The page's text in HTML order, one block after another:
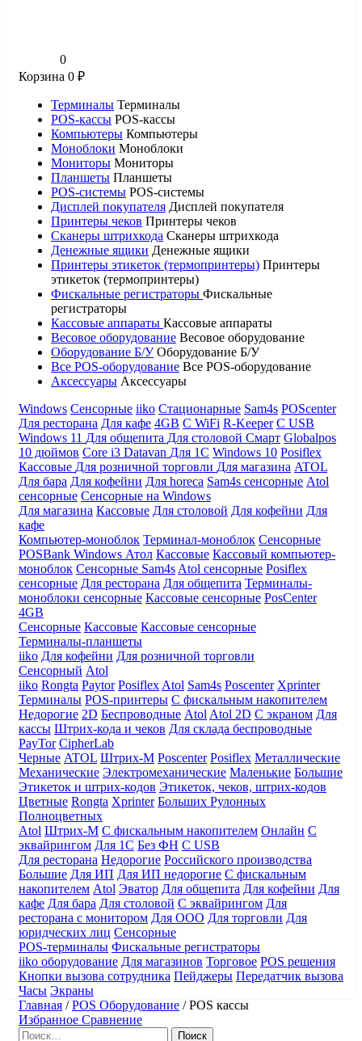
0
Корзина 0 ₽
Терминалы Терминалы
POS-кассы POS-кассы
Компьютеры Компьютеры
Моноблоки Моноблоки
Мониторы Мониторы
Планшеты Планшеты
POS-системы POS-системы
Дисплей покупателя Дисплей покупателя
Принтеры чеков Принтеры чеков
Сканеры штрихкода Сканеры штрихкода
Денежные ящики Денежные ящики
Принтеры этикеток (термопринтеры) Принтеры
этикеток (термопринтеры)
Фискальные регистраторы Фискальные
регистраторы
Кассовые аппараты Кассовые аппараты
Весовое оборудование Весовое оборудование
Оборудование Б/У Оборудование Б/У
Все POS-оборудование Все POS-оборудование
Аксессуары Аксессуары
Windows Сенсорные iiko Стационарные Sam4s POScenter
Для ресторана Для кафе 4GB С WiFi R-Keeper С USB
Windows 11 Для общепита Для столовой Смарт Globalpos
10 дюймов Core i3 Datavan Для 1С Windows 10 Posiflex
Кассовые Для розничной торговли Для магазина ATOL
Для бара Для кофейни Для horeca Sam4s сенсорные Atol
сенсорные Сенсорные на Windows
Для магазина Кассовые Для столовой Для кофейни Для
кафе
Компьютер-моноблок Терминал-моноблок Сенсорные
POSBank Windows Атол Кассовые Кассовый компьютер-
моноблок Сенсорные Sam4s Atol сенсорные Posiflex
сенсорные Для ресторана Для общепита Терминалы-
моноблоки сенсорные Кассовые сенсорные PosCenter
4GB
Сенсорные Кассовые Кассовые сенсорные
Терминалы-планшеты
iiko Для кофейни Для розничной торговли
Сенсорный Atol
iiko Rongta Paytor Posiflex Atol Sam4s Poscenter Xprinter
Терминалы POS-принтеры С фискальным накопителем
Недорогие 2D Беспроводные Atol Atol 2D С экраном Для
кассы Штрих-кода и чеков Для склада беспроводные
PayTor CipherLab
Черные ATOL Штрих-М Poscenter Posiflex Металлические
Механические Электромеханические Маленькие Большие
Этикеток и штрих-кодов Этикеток, чеков, штрих-кодов
Цветные Rongta Xprinter Больших Рулонных
Полноцветных
Atol Штрих-М С фискальным накопителем Онлайн С
эквайрингом Для 1С Без ФН С USB
Для ресторана Недорогие Российского производства
Большие Для ИП Для ИП недорогие С фискальным
накопителем Atol Эватор Для общепита Для кофейни Для
кафе Для бара Для столовой С эквайрингом Для
ресторана с монитором Для ООО Для торговли Для
юридческих лиц Сенсорные
POS-терминалы Фискальные регистраторы
iiko оборудование Для магазинов Торговое POS решения
Кнопки вызова сотрудника Пейджеры Передатчик вызова
Часы Экраны
Главная /POS Оборудование /POS кассы
Избранное Сравнение
Найти: